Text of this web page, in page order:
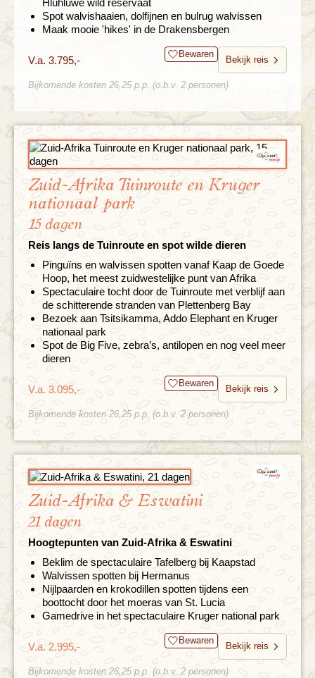
Hluhluwe wild reservaat
Spot walvishaaien, dolfijnen en bulrug walvissen
Maak mooie 'hikes' in de Drakensbergen
V.a. 3.795,- Bewaren
Bekijk reis
Bijkomende kosten 26,25 p.p. (o.b.v. 2 personen)
Zuid-Afrika Tuinroute en Kruger
nationaal park
15 dagen
Reis langs de Tuinroute en spot wilde dieren
Pinguïns en walvissen spotten vanaf Kaap de Goede
Hoop, het meest zuidwestelijke punt van Afrika
Spectaculaire tocht door de Tuinroute met verblijf aan
de schitterende stranden van Plettenberg Bay
Bezoek aan Tsitsikamma, Addo Elephant en Kruger
nationaal park
Spot de Big Five, zebra’s, antilopen en nog veel meer
dieren
V.a. 3.095,- Bewaren
Bekijk reis
Bijkomende kosten 26,25 p.p. (o.b.v. 2 personen)
Zuid-Afrika & Eswatini
21 dagen
Hoogtepunten van Zuid-Afrika & Eswatini
Beklim de spectaculaire Tafelberg bij Kaapstad
Walvissen spotten bij Hermanus
Nijlpaarden en krokodillen spotten tijdens een
boottocht door het moeras van St. Lucia
Gamedrive in het spectaculaire Kruger national park
V.a. 2.995,- Bewaren
Bekijk reis
Bijkomende kosten 26,25 p.p. (o.b.v. 2 personen)